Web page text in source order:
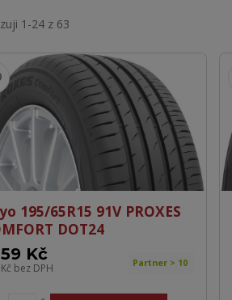
1-24 z 63
195/65R15 91V PROXES
DOT24
Kč
bez DPH Partner > 10